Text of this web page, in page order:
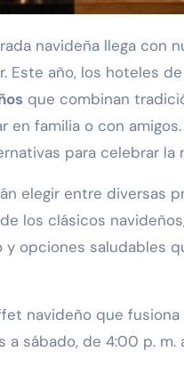
Este año, los hoteles de
que combinan
en familia o con
para celebrar
elegir entre diversas
los clásicos
opciones saludables
navideño que
sábado, de 4:00 p. m.